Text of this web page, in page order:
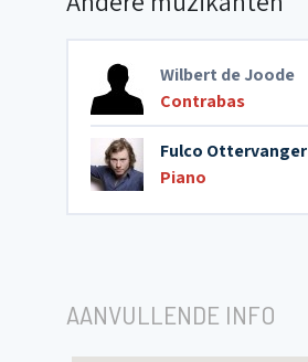
Wilbert de Joode
Contrabas
Fulco Ottervanger
Piano
AANVULLENDE INFO